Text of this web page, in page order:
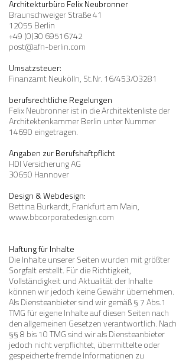
Architekturbüro Felix Neubronner
Braunschweiger Straße 41
12055 Berlin
+49 (0)30 69516742
post@afn-berlin.com
Umsatzsteuer:
Finanzamt Neukölln, St.Nr. 16/453/03281
berufsrechtliche Regelungen
Felix Neubronner ist in die Architektenliste der
Architektenkammer Berlin unter Nummer
14690 eingetragen.
Angaben zur Berufshaftpflicht
HDI Versicherung AG
30650 Hannover
Design & Webdesign:
Bettina Burkardt, Frankfurt am Main,
www.bbcorporatedesign.com
Haftung für Inhalte
Die Inhalte unserer Seiten wurden mit größter
Sorgfalt erstellt. Für die Richtigkeit,
Vollständigkeit und Aktualität der Inhalte
können wir jedoch keine Gewähr übernehmen.
Als Diensteanbieter sind wir gemäß § 7 Abs.1
TMG für eigene Inhalte auf diesen Seiten nach
den allgemeinen Gesetzen verantwortlich. Nach
§§ 8 bis 10 TMG sind wir als Diensteanbieter
jedoch nicht verpflichtet, übermittelte oder
gespeicherte fremde Informationen zu